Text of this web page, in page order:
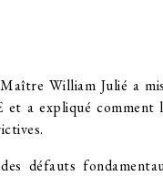
William Julié a
et a expliqué comment
défauts